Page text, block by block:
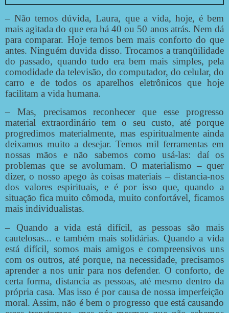
– Não temos dúvida, Laura, que a vida, hoje, é bem
mais agitada do que era há 40 ou 50 anos atrás. Nem dá
para comparar. Hoje temos bem mais conforto do que
antes. Ninguém duvida disso. Trocamos a tranqüilidade
do passado, quando tudo era bem mais simples, pela
comodidade da televisão, do computador, do celular, do
carro e de todos os aparelhos eletrônicos que hoje
facilitam a vida humana.
– Mas, precisamos reconhecer que esse progresso
material extraordinário tem o seu custo, até porque
progredimos materialmente, mas espiritualmente ainda
deixamos muito a desejar. Temos mil ferramentas em
nossas mãos e não sabemos como usá-las: daí os
problemas que se avolumam. O materialismo – quer
dizer, o nosso apego às coisas materiais – distancia-nos
dos valores espirituais, e é por isso que, quando a
situação fica muito cômoda, muito confortável, ficamos
mais individualistas.
– Quando a vida está difícil, as pessoas são mais
cautelosas... e também mais solidárias. Quando a vida
está difícil, somos mais amigos e compreensivos uns
com os outros, até porque, na necessidade, precisamos
aprender a nos unir para nos defender. O conforto, de
certa forma, distancia as pessoas, até mesmo dentro da
própria casa. Mas isso é por causa de nossa imperfeição
moral. Assim, não é bem o progresso que está causando